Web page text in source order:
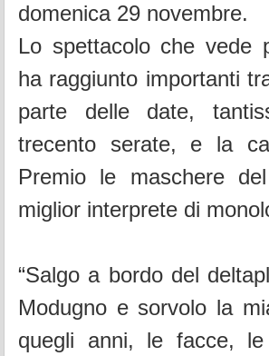
domenica 29 novembre.
Lo spettacolo che vede
ha raggiunto importanti
parte delle date,
trecento serate, e la
Premio le maschere
miglior interprete di
“Salgo a bordo del
Modugno e sorvolo la
quegli anni, le facce,